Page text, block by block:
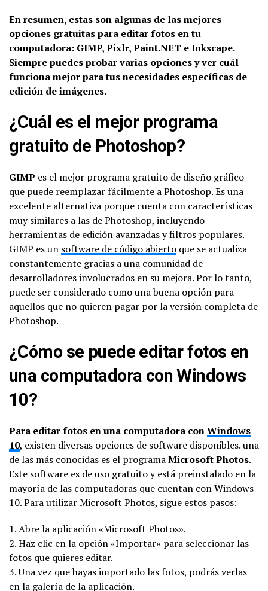
En resumen, estas son algunas de las mejores
opciones gratuitas para editar fotos en tu
computadora: GIMP, Pixlr, Paint.NET e Inkscape.
Siempre puedes probar varias opciones y ver cuál
funciona mejor para tus necesidades específicas de
edición de imágenes.
¿Cuál es el mejor programa
gratuito de Photoshop?
GIMP es el mejor programa gratuito de diseño gráfico
que puede reemplazar fácilmente a Photoshop. Es una
excelente alternativa porque cuenta con características
muy similares a las de Photoshop, incluyendo
herramientas de edición avanzadas y filtros populares.
GIMP es un software de código abierto que se actualiza
constantemente gracias a una comunidad de
desarrolladores involucrados en su mejora. Por lo tanto,
puede ser considerado como una buena opción para
aquellos que no quieren pagar por la versión completa de
Photoshop.
¿Cómo se puede editar fotos en
una computadora con Windows
10?
Para editar fotos en una computadora conWindows
10, existen diversas opciones de software disponibles. una
de las más conocidas es el programaMicrosoft Photos.
Este software es de uso gratuito y está preinstalado en la
mayoría de las computadoras que cuentan con Windows
10. Para utilizar Microsoft Photos, sigue estos pasos:
1. Abre la aplicación «Microsoft Photos».
2. Haz clic en la opción «Importar» para seleccionar las
fotos que quieres editar.
3. Una vez que hayas importado las fotos, podrás verlas
en la galería de la aplicación.